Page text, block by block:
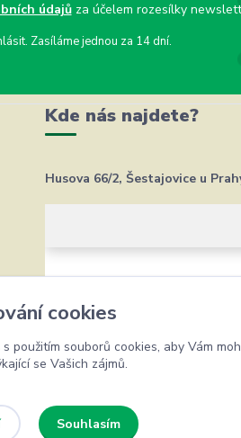
údajůza účelem rozesílky
Zasíláme jednou za 14 dní.
Kde nás najdete?
Husova 66/2, Šestajovice u
cookies
s použitím souborů cookies, aby Vám
se Vašich zájmů.
Souhlasím